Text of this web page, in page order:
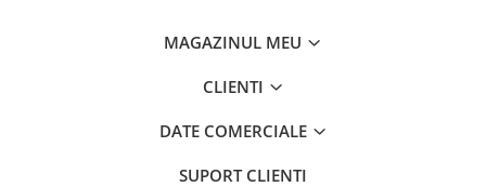
MAGAZINUL MEU
CLIENTI
DATE COMERCIALE
SUPORT CLIENTI